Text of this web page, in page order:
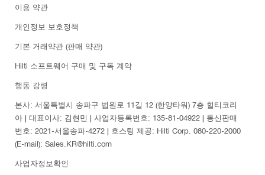
이용 약관
개인정보 보호정책
기본 거래약관 (판매 약관)
Hilti 소프트웨어 구매 및 구독 계약
행동 강령
본사: 서울특별시 송파구 법원로 11길 12 (한양타워) 7층 힐티코리
아 | 대표이사: 김현민 | 사업자등록번호: 135-81-04922 | 통신판매
번호: 2021-서울송파-4272 | 호스팅 제공: Hilti Corp. 080-220-2000
(E-mail): Sales.KR@hilti.com
사업자정보확인